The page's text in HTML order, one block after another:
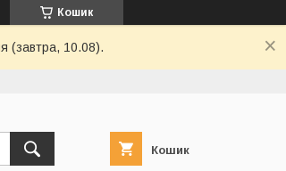
Кошик
(завтра, 10.08).
Кошик